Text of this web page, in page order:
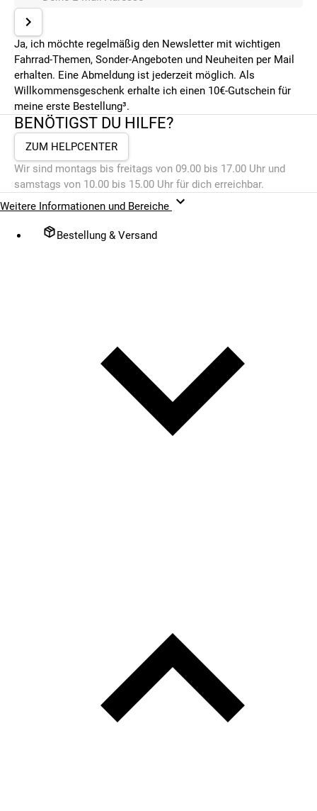
Ja, ich möchte regelmäßig den Newsletter mit wichtigen
Fahrrad-Themen, Sonder-Angeboten und Neuheiten per Mail
erhalten. Eine Abmeldung ist jederzeit möglich. Als
Willkommensgeschenk erhalte ich einen 10€-Gutschein für
meine erste Bestellung³.
BENÖTIGST DU HILFE?
ZUM HELPCENTER
Wir sind montags bis freitags von 09.00 bis 17.00 Uhr und
samstags von 10.00 bis 15.00 Uhr für dich erreichbar.
Weitere Informationen und Bereiche
Bestellung & Versand